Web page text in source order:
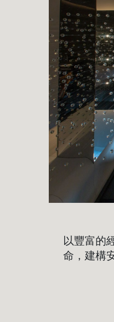
以豐富的
命，建構